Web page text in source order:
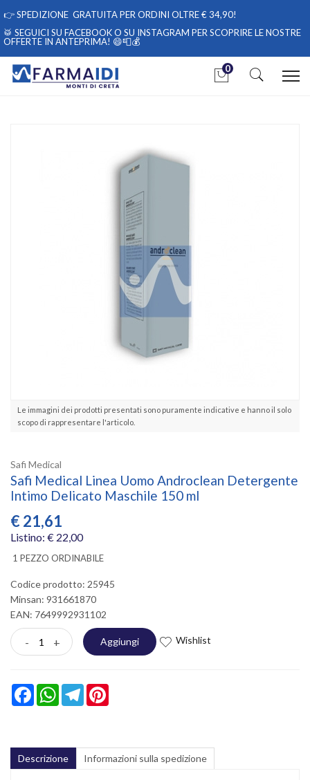
👉SPEDIZIONE GRATUITA PER ORDINI OLTRE € 34,90!
🥁 SEGUICI SU FACEBOOKO SU INSTAGRAM PER SCOPRIRE LE NOSTRE
OFFERTE IN ANTEPRIMA! 😄📮💰
0
Le immagini dei prodotti presentati sono puramente indicative e hanno il solo
scopo di rappresentare l'articolo.
Safi Medical
Safi Medical Linea Uomo Androclean Detergente
Intimo Delicato Maschile 150 ml
€21,61
Listino: € 22,00
1 PEZZO ORDINABILE
Codice prodotto: 25945
Minsan: 931661870
EAN: 7649992931102
- + Aggiungi Wishlist
FacebookWhatsAppTelegram
Descrizione Informazioni sulla spedizione